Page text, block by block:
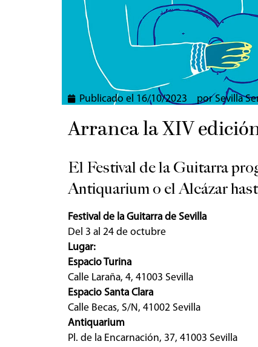
Publicado el 16/10/2023 porSevilla
Arranca la XIV
El Festival de la Guitarra
Antiquarium o el Alcázar
Festival de la Guitarra de Sevilla
Del 3 al 24 de octubre
Lugar:
Espacio Turina
Calle Laraña, 4, 41003 Sevilla
Espacio Santa Clara
Calle Becas, S/N, 41002 Sevilla
Antiquarium
Pl. de la Encarnación, 37, 41003 Sevilla